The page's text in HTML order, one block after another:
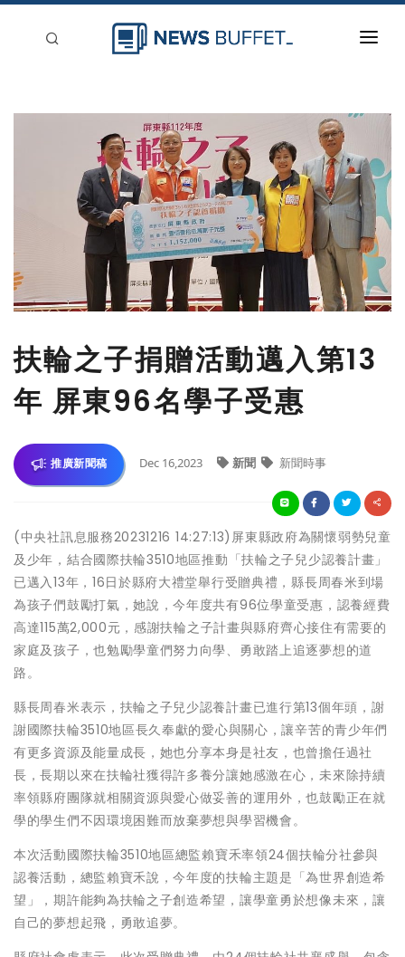
刊登
扶輪之子捐贈活動邁入第13
年 屏東96名學子受惠
推廣新聞稿 Dec 16,2023 新聞 新聞時事
(中央社訊息服務20231216 14:27:13)屏東縣政府為關懷弱勢兒童
及少年，結合國際扶輪3510地區推動「扶輪之子兒少認養計畫」
已邁入13年，16日於縣府大禮堂舉行受贈典禮，縣長周春米到場
為孩子們鼓勵打氣，她說，今年度共有96位學童受惠，認養經費
高達115萬2,000元，感謝扶輪之子計畫與縣府齊心接住有需要的
家庭及孩子，也勉勵學童們努力向學、勇敢踏上追逐夢想的道
路。
縣長周春米表示，扶輪之子兒少認養計畫已進行第13個年頭，謝
謝國際扶輪3510地區長久奉獻的愛心與關心，讓辛苦的青少年們
有更多資源及能量成長，她也分享本身是社友，也曾擔任過社
長，長期以來在扶輪社獲得許多養分讓她感激在心，未來除持續
率領縣府團隊就相關資源與愛心做妥善的運用外，也鼓勵正在就
學的學生們不因環境困難而放棄夢想與學習機會。
本次活動國際扶輪3510地區總監賴寶禾率領24個扶輪分社參與
認養活動，總監賴寶禾說，今年度的扶輪主題是「為世界創造希
望」，期許能夠為扶輪之子創造希望，讓學童勇於想像未來，讓
自己的夢想起飛，勇敢追夢。